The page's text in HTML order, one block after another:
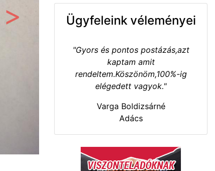
Ügyfeleink véleményei
"Gyors és pontos postázás,azt
kaptam amit
rendeltem.Köszönöm,100%-ig
elégedett vagyok."
Varga Boldizsárné
Adács